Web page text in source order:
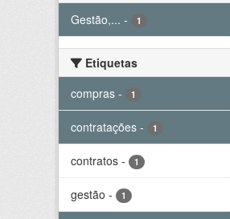
Gestão,... - 1
Etiquetas
compras - 1
contratações - 1
contratos - 1
gestão - 1